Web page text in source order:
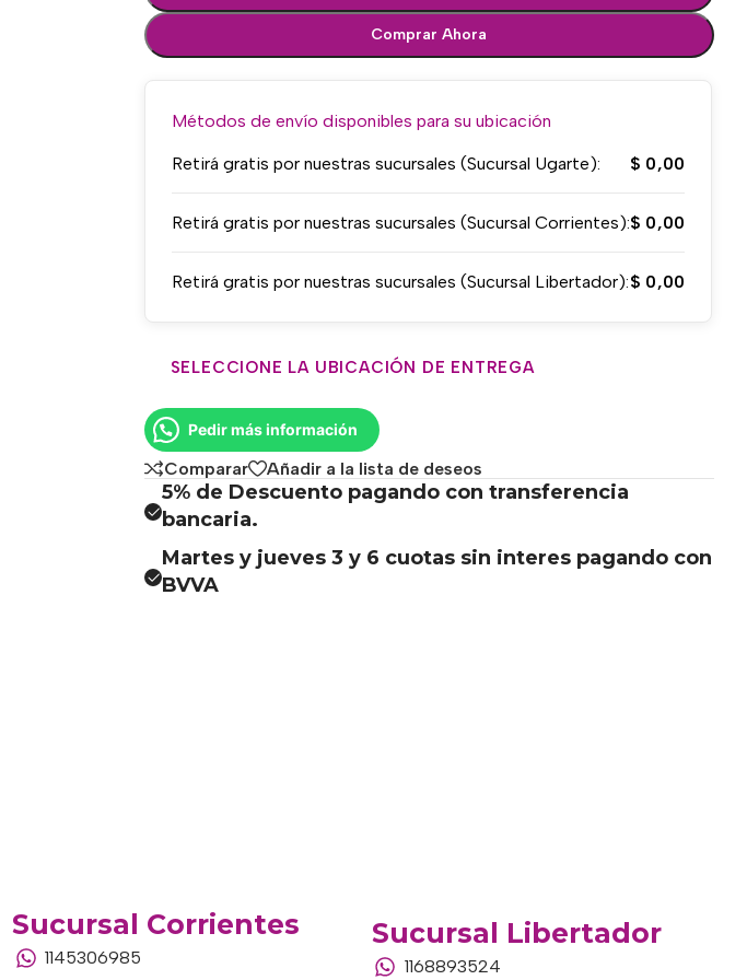
Comprar Ahora
Métodos de envío disponibles para su ubicación
Retirá gratis por nuestras sucursales (Sucursal Ugarte): $ 0,00
Retirá gratis por nuestras sucursales (Sucursal Corrientes):$ 0,00
Retirá gratis por nuestras sucursales (Sucursal Libertador):$ 0,00
SELECCIONE LA UBICACIÓN DE ENTREGA
Pedir más información
Comparar Añadir a la lista de deseos
5% de Descuento pagando con transferencia
bancaria.
Martes y jueves 3 y 6 cuotas sin interes pagando con
BVVA
Sucursal Corrientes
1145306985
Sucursal Libertador
1168893524